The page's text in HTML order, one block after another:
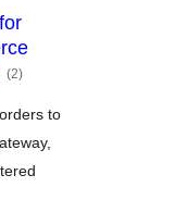
(2αξιολογήσεις
σύνολο
)
to